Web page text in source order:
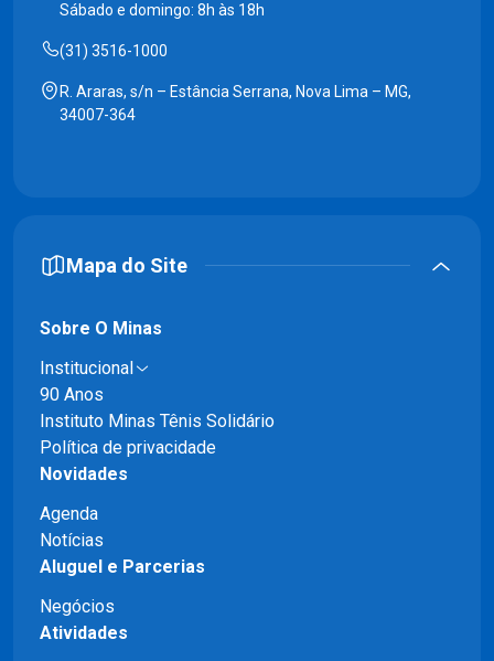
Sábado e domingo: 8h às 18h
(31) 3516-1000
R. Araras, s/n – Estância Serrana, Nova Lima – MG,
34007-364
Mapa do Site
Sobre O Minas
Institucional
90 Anos
Instituto Minas Tênis Solidário
Política de privacidade
Novidades
Agenda
Notícias
Aluguel e Parcerias
Negócios
Atividades